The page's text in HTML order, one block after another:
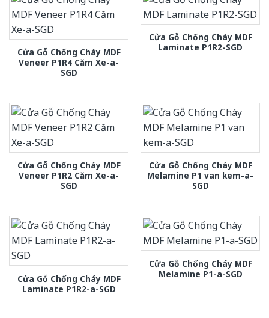
Cửa Gỗ Chống Cháy MDF
Veneer P1R4 Căm Xe-a-
SGD
Cửa Gỗ Chống Cháy MDF
Laminate P1R2-SGD
Cửa Gỗ Chống Cháy MDF
Veneer P1R2 Căm Xe-a-
SGD
Cửa Gỗ Chống Cháy MDF
Melamine P1 van kem-a-
SGD
Cửa Gỗ Chống Cháy MDF
Laminate P1R2-a-SGD
Cửa Gỗ Chống Cháy MDF
Melamine P1-a-SGD